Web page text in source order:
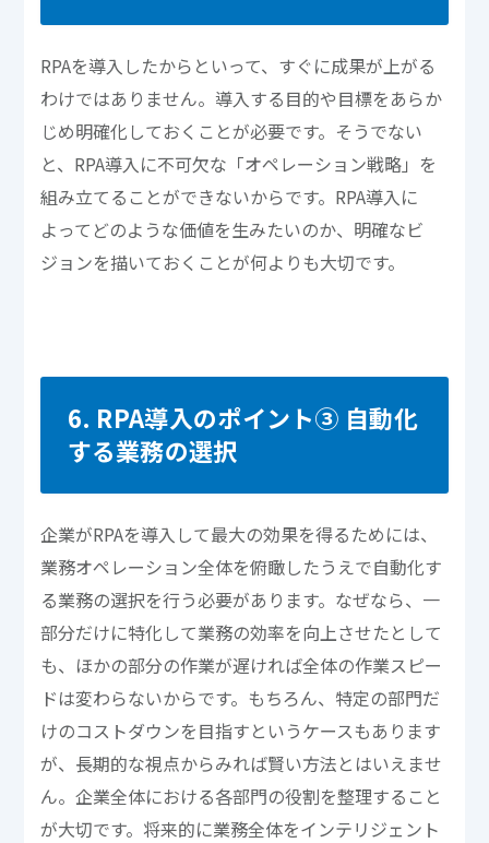
RPAを導入したからといって、すぐに成果が上がる
わけではありません。導入する目的や目標をあらか
じめ明確化しておくことが必要です。そうでない
と、RPA導入に不可欠な「オペレーション戦略」を
組み立てることができないからです。RPA導入に
よってどのような価値を生みたいのか、明確なビ
ジョンを描いておくことが何よりも大切です。
6. RPA導入のポイント③ 自動化
する業務の選択
企業がRPAを導入して最大の効果を得るためには、
業務オペレーション全体を俯瞰したうえで自動化す
る業務の選択を行う必要があります。なぜなら、一
部分だけに特化して業務の効率を向上させたとして
も、ほかの部分の作業が遅ければ全体の作業スピー
ドは変わらないからです。もちろん、特定の部門だ
けのコストダウンを目指すというケースもあります
が、長期的な視点からみれば賢い方法とはいえませ
ん。企業全体における各部門の役割を整理すること
が大切です。将来的に業務全体をインテリジェント